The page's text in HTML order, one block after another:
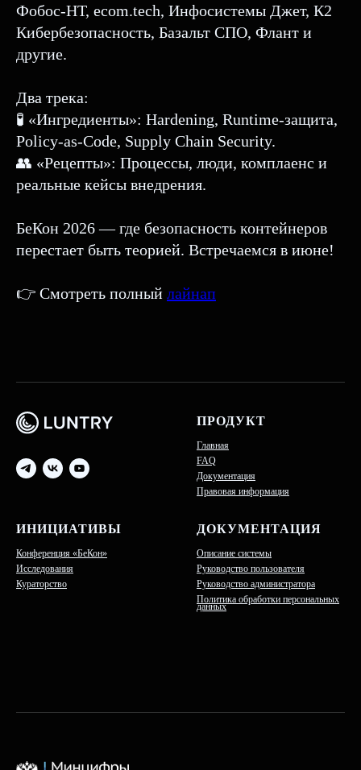
Фобос-НТ, ecom.tech, Инфосистемы Джет, К2
Кибербезопасность, Базальт СПО, Флант и
другие.
Два трека:
🧪 «Ингредиенты»: Hardening, Runtime-защита,
Policy-as-Code, Supply Chain Security.
👥 «Рецепты»: Процессы, люди, комплаенс и
реальные кейсы внедрения.
БеКон 2026 — где безопасность контейнеров
перестает быть теорией. Встречаемся в июне!
👉 Смотреть полный лайнап
ПРОДУКТ
Главная
FAQ
Документация
Правовая информация
ИНИЦИАТИВЫ
Конференция «БеКон»
Исследования
Кураторство
ДОКУМЕНТАЦИЯ
Описание системы
Руководство пользователя
Руководство администратора
Политика обработки персональных
данных